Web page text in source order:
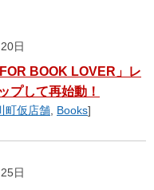
日
BOOK LOVER」レ
プして再始動！
町仮店舗, Books]
日